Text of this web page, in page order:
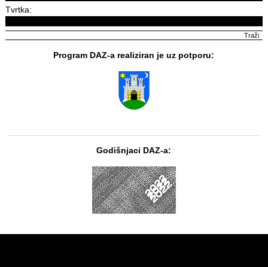
Tvrtka:
Program DAZ-a realiziran je uz potporu:
Godišnjaci DAZ-a: